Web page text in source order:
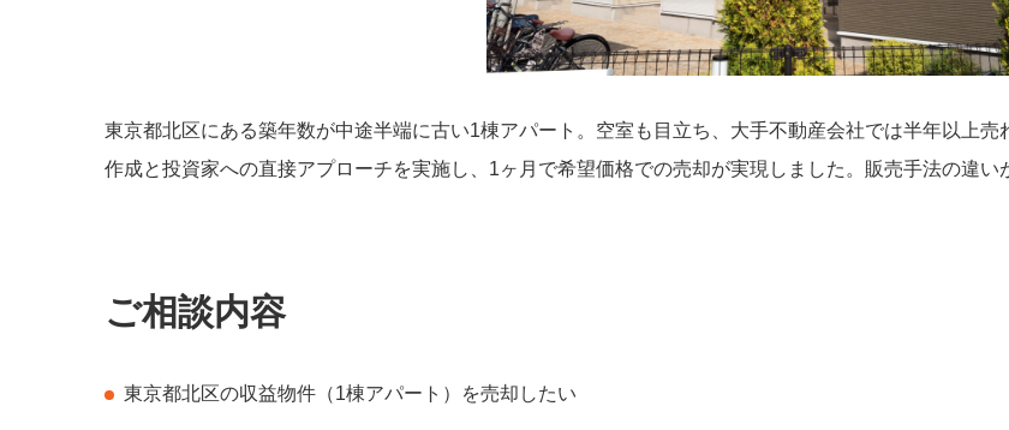
東京都北区にある築年数が中途半端に古い1棟アパート。空室も目立ち、大手不動産会社では半年以上
作成と投資家への直接アプローチを実施し、1ヶ月で希望価格での売却が実現しました。販売手法の違い
ご相談内容
東京都北区の収益物件（1棟アパート）を売却したい